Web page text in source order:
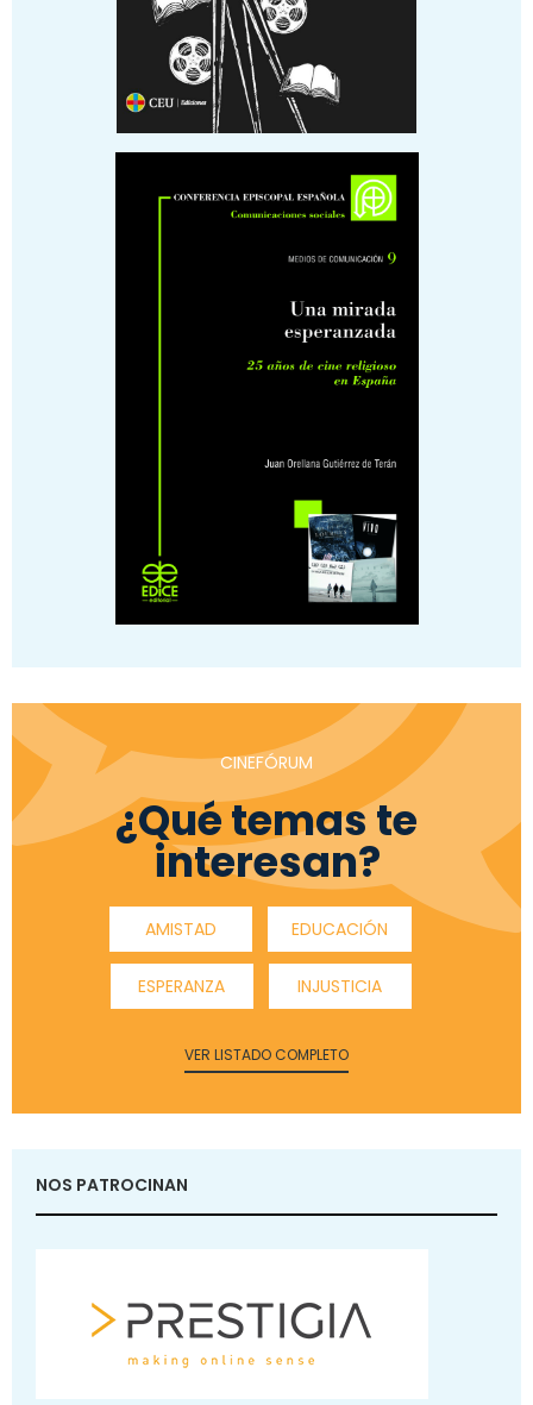
CINEFÓRUM
¿Qué temas te
interesan?
AMISTAD EDUCACIÓN
ESPERANZA INJUSTICIA
VER LISTADO COMPLETO
NOS PATROCINAN